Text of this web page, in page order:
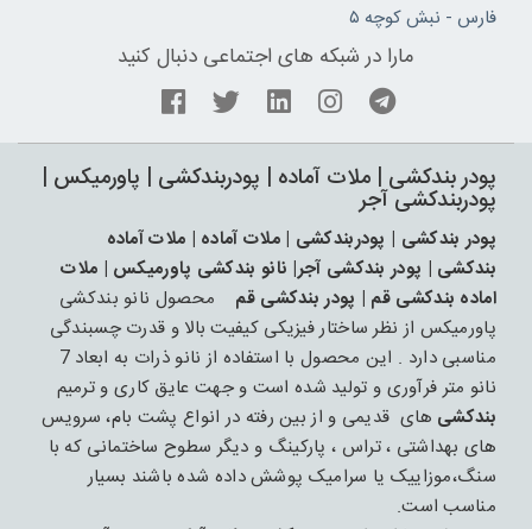
فارس - نبش کوچه ۵
مارا در شبکه های اجتماعی دنبال کنید
پودر بندکشی | ملات آماده | پودربندکشی | پاورمیکس |
پودربندکشی آجر
پودر بندکشی | پودربندکشی | ملات آماده | ملات آماده
بندکشی | پودر بندکشی آجر| نانو بندکشی پاورمیکس | ملات
اماده بندکشی قم | پودر بندکشی قم
محصول نانو بندکشی
پاورمیکس از نظر ساختار فیزیکی کیفیت بالا و قدرت چسبندگی
مناسبی دارد . این محصول با استفاده از نانو ذرات به ابعاد 7
نانو متر فرآوری و تولید شده است و جهت عایق کاری و ترمیم
بندکشی های قدیمی و از بین رفته در انواع پشت بام، سرویس
های بهداشتی ، تراس ، پارکینگ و دیگر سطوح ساختمانی که با
سنگ،موزاییک یا سرامیک پوشش داده شده باشند بسیار
مناسب است.